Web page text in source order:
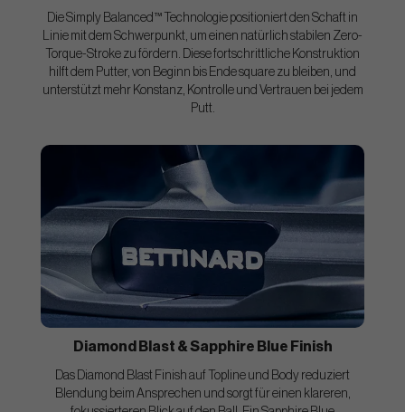
Die Simply Balanced™ Technologie positioniert den Schaft in
Linie mit dem Schwerpunkt, um einen natürlich stabilen Zero-
Torque-Stroke zu fördern. Diese fortschrittliche Konstruktion
hilft dem Putter, von Beginn bis Ende square zu bleiben, und
unterstützt mehr Konstanz, Kontrolle und Vertrauen bei jedem
Putt.
Diamond Blast & Sapphire Blue Finish
Das Diamond Blast Finish auf Topline und Body reduziert
Blendung beim Ansprechen und sorgt für einen klareren,